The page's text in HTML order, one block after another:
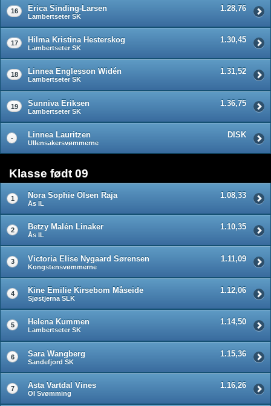
16 Erica Sinding-Larsen
Lambertseter SK
1.28,76
17 Hilma Kristina Hesterskog
Lambertseter SK
1.30,45
18 Linnea Englesson Widén
Lambertseter SK
1.31,52
19 Sunniva Eriksen
Lambertseter SK
1.36,75
- Linnea Lauritzen
Ullensakersvømmerne
DISK
Klasse født 09
1 Nora Sophie Olsen Raja
Ås IL
1.08,33
2 Betzy Malén Linaker
Ås IL
1.10,35
3 Victoria Elise Nygaard Sørensen
Kongstensvømmerne
1.11,09
4 Kine Emilie Kirsebom Måseide
Sjøstjerna SLK
1.12,06
5 Helena Kummen
Lambertseter SK
1.14,50
6 Sara Wangberg
Sandefjord SK
1.15,36
7 Asta Vartdal Vines
OI Svømming
1.16,26